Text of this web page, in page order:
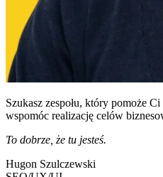
Szukasz zespołu, który pomoże
wspomóc realizację celów
To dobrze, że tu jesteś.
Hugon Szulczewski